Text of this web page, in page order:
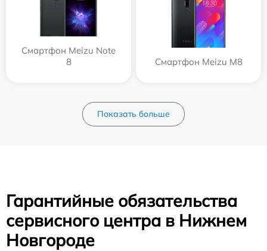
Смартфон Meizu Note
8
Смартфон Meizu M8
Показать больше
Гарантийные обязательства
сервисного центра в Нижнем
Новгороде